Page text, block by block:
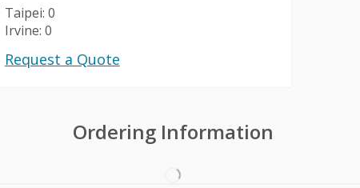
Taipei: 0
Irvine: 0
Request a Quote
Ordering Information